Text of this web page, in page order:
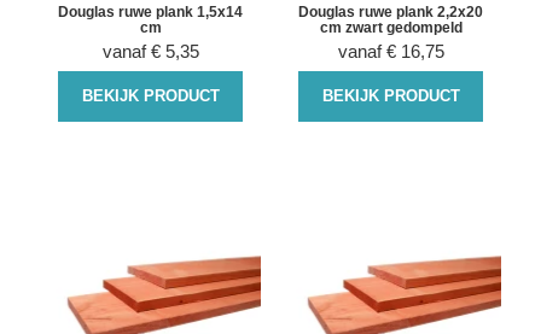
Douglas ruwe plank 1,5x14
cm
vanaf € 5,35
BEKIJK PRODUCT
Douglas ruwe plank 2,2x20
cm zwart gedompeld
vanaf € 16,75
BEKIJK PRODUCT